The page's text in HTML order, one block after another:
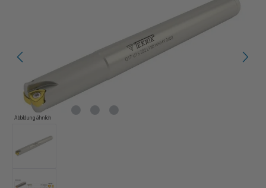
Abbildung ähnlich